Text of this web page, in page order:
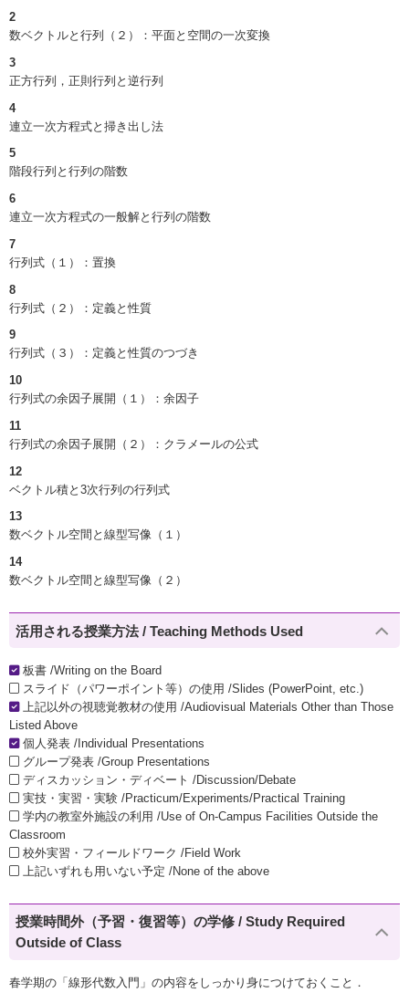
2
数ベクトルと行列（２）：平面と空間の一次変換
3
正方行列，正則行列と逆行列
4
連立一次方程式と掃き出し法
5
階段行列と行列の階数
6
連立一次方程式の一般解と行列の階数
7
行列式（１）：置換
8
行列式（２）：定義と性質
9
行列式（３）：定義と性質のつづき
10
行列式の余因子展開（１）：余因子
11
行列式の余因子展開（２）：クラメールの公式
12
ベクトル積と3次行列の行列式
13
数ベクトル空間と線型写像（１）
14
数ベクトル空間と線型写像（２）
活用される授業方法 / Teaching Methods Used
板書 /Writing on the Board
スライド（パワーポイント等）の使用 /Slides (PowerPoint, etc.)
上記以外の視聴覚教材の使用 /Audiovisual Materials Other than Those
Listed Above
個人発表 /Individual Presentations
グループ発表 /Group Presentations
ディスカッション・ディベート /Discussion/Debate
実技・実習・実験 /Practicum/Experiments/Practical Training
学内の教室外施設の利用 /Use of On-Campus Facilities Outside the
Classroom
校外実習・フィールドワーク /Field Work
上記いずれも用いない予定 /None of the above
授業時間外（予習・復習等）の学修 / Study Required
Outside of Class
春学期の「線形代数入門」の内容をしっかり身につけておくこと．